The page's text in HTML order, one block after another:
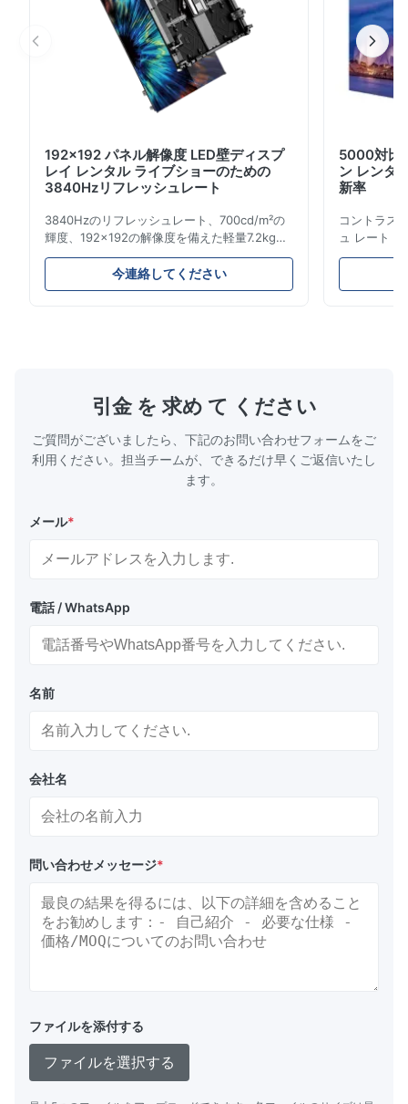
192x192 パネル解像度 LED壁ディスプ
レイ レンタル ライブショーのための
3840Hzリフレッシュレート
3840Hzのリフレッシュレート、700cd/m²の
輝度、192x192の解像度を備えた軽量7.2kgの
レンタルLEDディスプレイ。簡単な設置と世界
的な電圧互換性 (AC100-240V) により、ライ
ブ イベントに最適です。
今連絡してください
5000対比
ン レンタ
新率
コントラス
ュ レート
レイ。高輝
最適です。
引金 を 求め て ください
ご質問がございましたら、下記のお問い合わせフォームをご
利用ください。担当チームが、できるだけ早くご返信いたし
ます。
メール*
電話 / WhatsApp
名前
会社名
問い合わせメッセージ*
ファイルを添付する
ファイルを選択する